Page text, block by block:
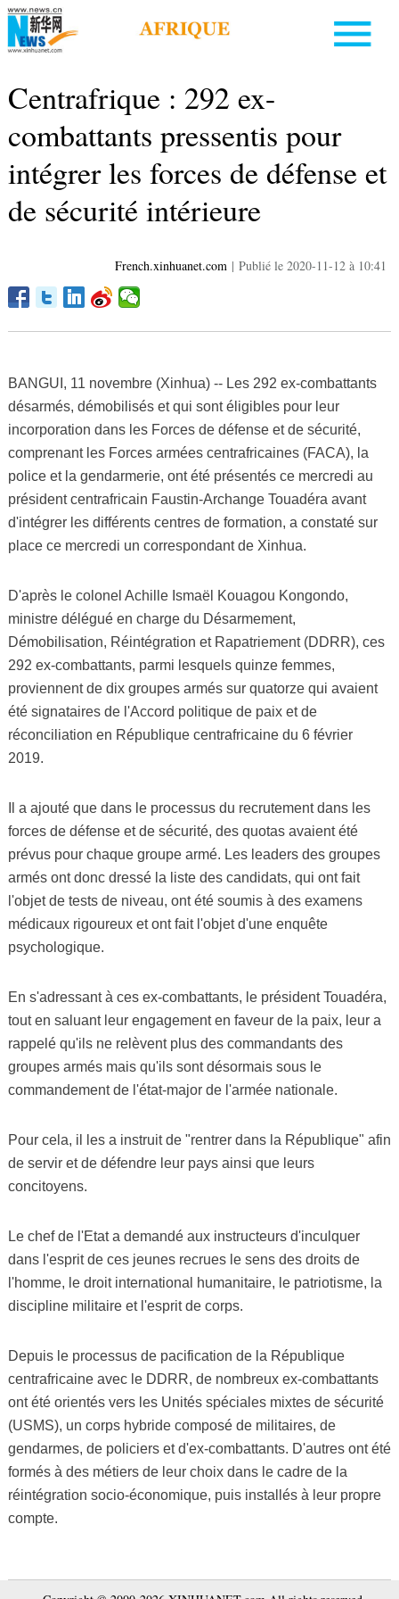
Centrafrique : 292 ex-
combattants pressentis pour
intégrer les forces de défense et
de sécurité intérieure
French.xinhuanet.com | Publié le 2020-11-12 à 10:41
BANGUI, 11 novembre (Xinhua) -- Les 292 ex-combattants
désarmés, démobilisés et qui sont éligibles pour leur
incorporation dans les Forces de défense et de sécurité,
comprenant les Forces armées centrafricaines (FACA), la
police et la gendarmerie, ont été présentés ce mercredi au
président centrafricain Faustin-Archange Touadéra avant
d'intégrer les différents centres de formation, a constaté sur
place ce mercredi un correspondant de Xinhua.
D'après le colonel Achille Ismaël Kouagou Kongondo,
ministre délégué en charge du Désarmement,
Démobilisation, Réintégration et Rapatriement (DDRR), ces
292 ex-combattants, parmi lesquels quinze femmes,
proviennent de dix groupes armés sur quatorze qui avaient
été signataires de l'Accord politique de paix et de
réconciliation en République centrafricaine du 6 février
2019.
Il a ajouté que dans le processus du recrutement dans les
forces de défense et de sécurité, des quotas avaient été
prévus pour chaque groupe armé. Les leaders des groupes
armés ont donc dressé la liste des candidats, qui ont fait
l'objet de tests de niveau, ont été soumis à des examens
médicaux rigoureux et ont fait l'objet d'une enquête
psychologique.
En s'adressant à ces ex-combattants, le président Touadéra,
tout en saluant leur engagement en faveur de la paix, leur a
rappelé qu'ils ne relèvent plus des commandants des
groupes armés mais qu'ils sont désormais sous le
commandement de l'état-major de l'armée nationale.
Pour cela, il les a instruit de "rentrer dans la République" afin
de servir et de défendre leur pays ainsi que leurs
concitoyens.
Le chef de l'Etat a demandé aux instructeurs d'inculquer
dans l'esprit de ces jeunes recrues le sens des droits de
l'homme, le droit international humanitaire, le patriotisme, la
discipline militaire et l'esprit de corps.
Depuis le processus de pacification de la République
centrafricaine avec le DDRR, de nombreux ex-combattants
ont été orientés vers les Unités spéciales mixtes de sécurité
(USMS), un corps hybride composé de militaires, de
gendarmes, de policiers et d'ex-combattants. D'autres ont été
formés à des métiers de leur choix dans le cadre de la
réintégration socio-économique, puis installés à leur propre
compte.